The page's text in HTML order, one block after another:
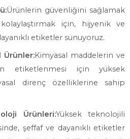
Ürünlerin güvenliğini sağlamak
için, hijyenik ve
etiketler sunuyoruz.
Ürünler:Kimyasal maddelerin ve
etiketlenmesi için yüksek
direnç özelliklerine sahip
Ürünleri:Yüksek teknolojili
şeffaf ve dayanıklı etiketler